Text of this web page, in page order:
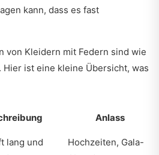
kann, dass es fast
von Kleidern mit Federn sind wie
ist eine kleine Übersicht, was
Anlass
lang und
Hochzeiten, Gala-